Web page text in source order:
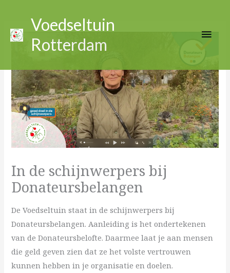
Voedseltuin
Rotterdam
In de schijnwerpers bij
Donateursbelangen
De Voedseltuin staat in de schijnwerpers bij
Donateursbelangen. Aanleiding is het ondertekenen
van de Donateursbelofte. Daarmee laat je aan mensen
die geld geven zien dat ze het volste vertrouwen
kunnen hebben in je organisatie en doelen.